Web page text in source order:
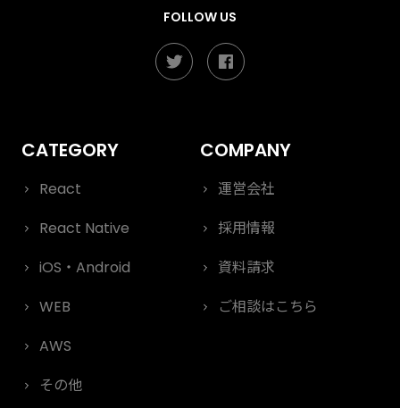
FOLLOW US
React
React Native
iOS・Android
WEB
AWS
その他
運営会社
採用情報
資料請求
ご相談はこちら